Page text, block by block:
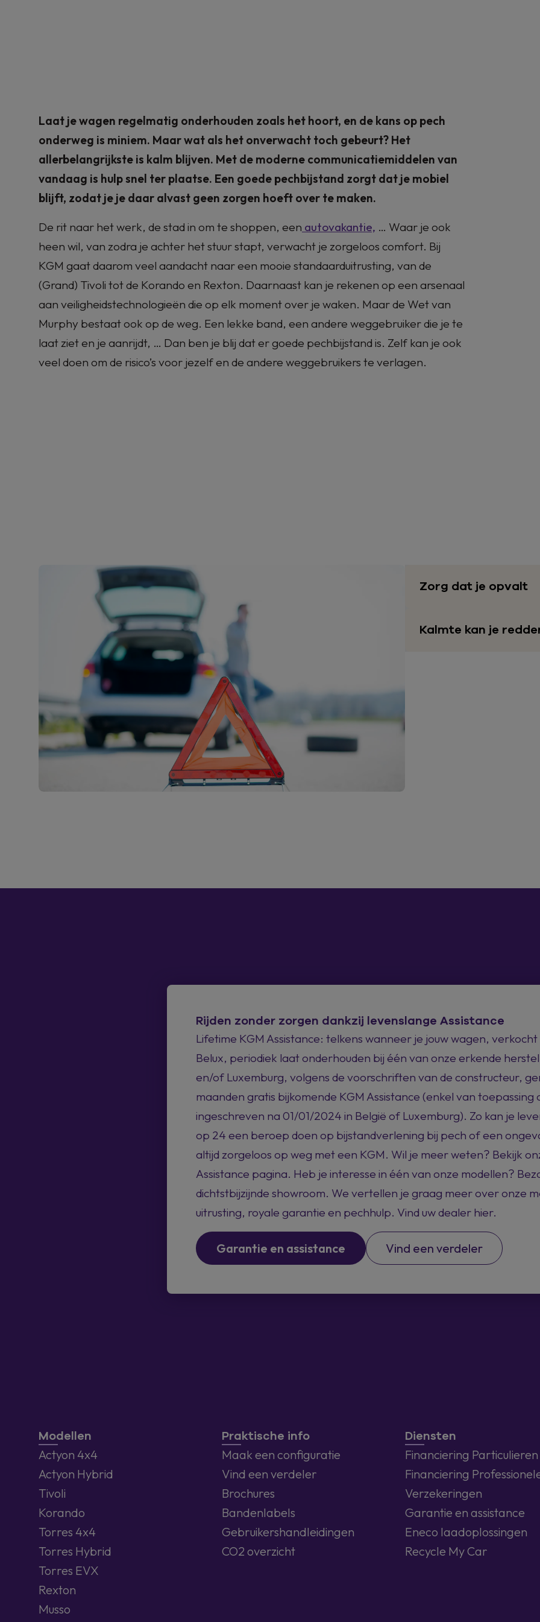
Met de moderne communicatiemiddelen van vandaag is hulp snel
pechbijstand zorgt dat je mobiel blijft, zodat je je daar alvast geen
maken.
ASSISTANCE
Laat je wagen regelmatig onderhouden zoals het hoort, en de kans op pech
onderweg is miniem. Maar wat als het onverwacht toch gebeurt? Het
allerbelangrijkste is kalm blijven. Met de moderne communicatiemiddelen van
vandaag is hulp snel ter plaatse. Een goede pechbijstand zorgt dat je mobiel
blijft, zodat je je daar alvast geen zorgen hoeft over te maken.
De rit naar het werk, de stad in om te shoppen, een autovakantie, … Waar je ook
heen wil, van zodra je achter het stuur stapt, verwacht je zorgeloos comfort. Bij
KGM gaat daarom veel aandacht naar een mooie standaarduitrusting, van de
(Grand) Tivoli tot de Korando en Rexton. Daarnaast kan je rekenen op een arsenaal
aan veiligheidstechnologieën die op elk moment over je waken. Maar de Wet van
Murphy bestaat ook op de weg. Een lekke band, een andere weggebruiker die je te
laat ziet en je aanrijdt, … Dan ben je blij dat er goede pechbijstand is. Zelf kan je ook
veel doen om de risico’s voor jezelf en de andere weggebruikers te verlagen.
Zorg dat je opvalt
Kalmte kan je
Rijden zonder zorgen dankzij levenslange Assistance
Lifetime KGM Assistance: telkens wanneer je jouw wagen,
Belux, periodiek laat onderhouden bij één van onze erkende
en/of Luxemburg, volgens de voorschriften van de constructeur,
maanden gratis bijkomende KGM Assistance (enkel van toepassing
ingeschreven na 01/01/2024 in België of Luxemburg). Zo kan je
op 24 een beroep doen op bijstandverlening bij pech of een
altijd zorgeloos op weg met een KGM. Wil je meer weten? Bekijk
Assistance pagina. Heb je interesse in één van onze modellen?
dichtstbijzijnde showroom. We vertellen je graag meer over onze
uitrusting, royale garantie en pechhulp. Vind uw dealer hier.
Garantie en assistance Vind een verdeler
Modellen
Actyon 4x4
Actyon Hybrid
Tivoli
Korando
Torres 4x4
Torres Hybrid
Torres EVX
Rexton
Musso
Praktische info
Maak een configuratie
Vind een verdeler
Brochures
Bandenlabels
Gebruikershandleidingen
CO2 overzicht
Diensten
Financiering Particulieren
Financiering
Verzekeringen
Garantie en assistance
Eneco laadoplossingen
Recycle My Car